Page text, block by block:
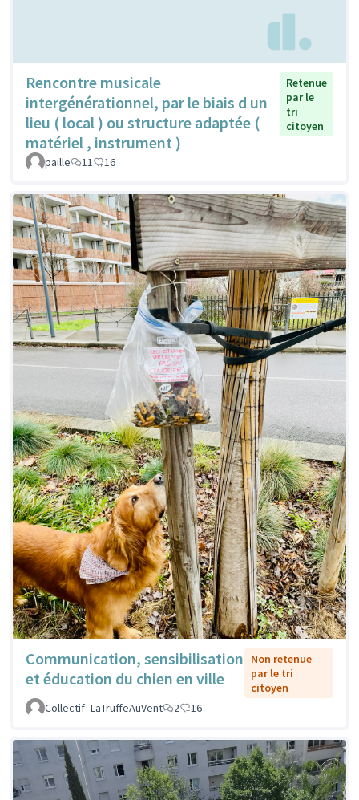
Rencontre musicale
intergénérationnel, par le biais d un
lieu ( local ) ou structure adaptée (
matériel , instrument )
Retenue
par le
tri
citoyen
paille 11 16
Communication, sensibilisation
et éducation du chien en ville
Non retenue
par le tri
citoyen
Collectif_LaTruffeAuVent
2 16